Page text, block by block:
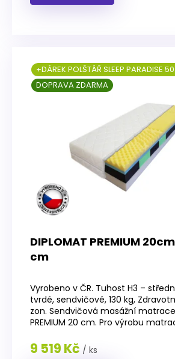
DIPLOMAT PREMIUM
cm
hodnocení
produktu
je
4,6
z
5
hvězdiček.
+DÁREK POLŠTÁŘ SLEEP PARADISE
DOPRAVA ZDARMA
Vyrobeno v ČR. Tuhost H3 –
tvrdé, sendvičové, 130 kg,
zon. Sendvičová masážní matrace
PREMIUM 20 cm. Pro výrobu
9 519 Kč / ks